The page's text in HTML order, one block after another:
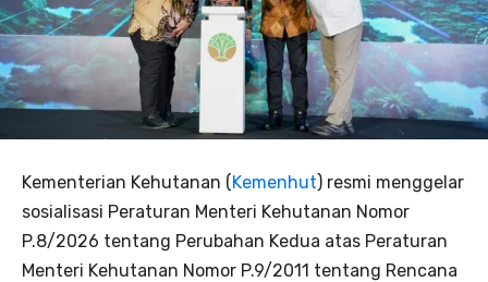
Kementerian Kehutanan (Kemenhut) resmi menggelar
sosialisasi Peraturan Menteri Kehutanan Nomor
P.8/2026 tentang Perubahan Kedua atas Peraturan
Menteri Kehutanan Nomor P.9/2011 tentang Rencana